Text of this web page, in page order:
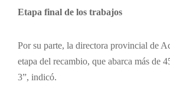
Etapa final de los trabajos
Por su parte, la directora provincial de
etapa del recambio, que abarca más de
3”, indicó.